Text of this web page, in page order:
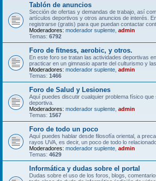
Tablón de anuncios
Sección de ofertas y demandas de trabajo, así
artículos deportivos y otros anuncios de interés.
registrarse (gratis) para que puedan contactar
Moderadores: moderador suplente admin
Temas: 6792
Foro de fitness, aerobic, y otros.
En este foro se tratan las actividades deportivas
practicar en un gimnasio aparte del culturismo y
Moderadores: moderador suplente admin
Temas: 1466
Foro de Salud y Lesiones
Aquí puedes discutir cualquier problema físico que
deportiva.
Moderadores: moderador suplente admin
Temas: 1567
Foro de todo un poco
Aquí puedes hablar desde filosofía oriental, a
rayos UVA, es decir, un poco de todo lo
Moderadores: moderador suplente admin
Temas: 4629
Informática y dudas sobre el portal
Dudas sobre el uso de los foros, blogs,